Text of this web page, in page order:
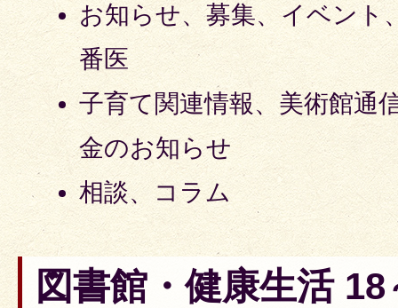
お知らせ、募集、イベント
番医
子育て関連情報、美術館通
金のお知らせ
相談、コラム
図書館・健康生活